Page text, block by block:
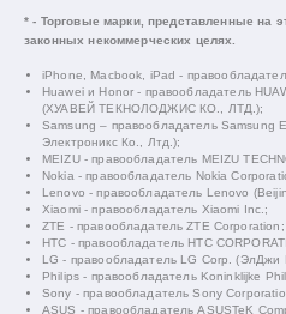
* - Торговые марки, представленные на
законных некоммерческих целях.
iPhone, Macbook, iPad -
Huawei и Honor - правообладатель
(ХУАВЕЙ ТЕКНОЛОДЖИС КО., ЛТД.);
Samsung – правообладатель Samsung
Электроникс Ко., Лтд.);
MEIZU - правообладатель MEIZU
Nokia - правообладатель Nokia
Lenovo - правообладатель Lenovo
Xiaomi - правообладатель Xiaomi Inc.;
ZTE - правообладатель ZTE Corporation;
HTC - правообладатель HTC
LG - правообладатель LG Corp. (ЭлДжи
Philips - правообладатель Koninklijke
Sony - правообладатель Sony
ASUS - правообладатель ASUSTeK